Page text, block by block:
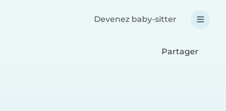
Devenez baby-sitter
Partager